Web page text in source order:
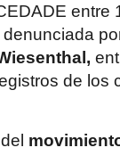
entre
de los